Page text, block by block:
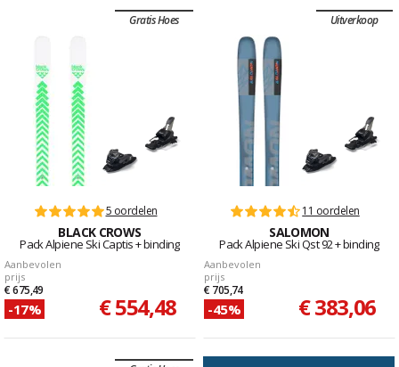
Gratis Hoes
5 oordelen
BLACK CROWS
Pack Alpiene Ski Captis + binding
Aanbevolen
prijs
€ 675,49
-17% € 554,48
Uitverkoop
11 oordelen
SALOMON
Pack Alpiene Ski Qst 92 + binding
Aanbevolen
prijs
€ 705,74
-45% € 383,06